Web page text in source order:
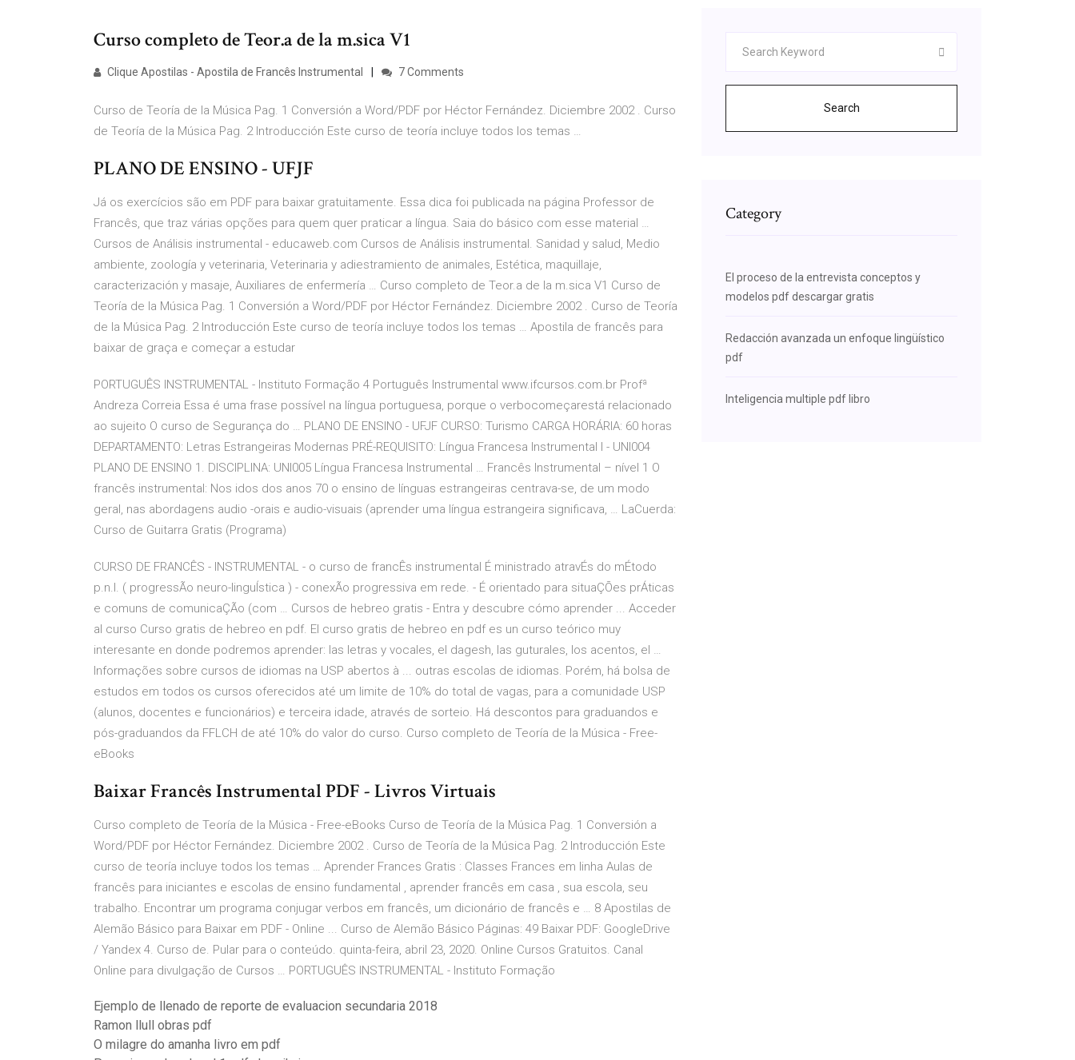
Curso completo de Teor.a de la m.sica V1
Clique Apostilas - Apostila de Francês Instrumental 7 Comments
Curso de Teoría de la Música Pag. 1 Conversión a Word/PDF por Héctor Fernández. Diciembre 2002 . Curso
de Teoría de la Música Pag. 2 Introducción Este curso de teoría incluye todos los temas …
PLANO DE ENSINO - UFJF
Já os exercícios são em PDF para baixar gratuitamente. Essa dica foi publicada na página Professor de
Francês, que traz várias opções para quem quer praticar a língua. Saia do básico com esse material …
Cursos de Análisis instrumental - educaweb.com Cursos de Análisis instrumental. Sanidad y salud, Medio
ambiente, zoología y veterinaria, Veterinaria y adiestramiento de animales, Estética, maquillaje,
caracterización y masaje, Auxiliares de enfermería … Curso completo de Teor.a de la m.sica V1 Curso de
Teoría de la Música Pag. 1 Conversión a Word/PDF por Héctor Fernández. Diciembre 2002 . Curso de Teoría
de la Música Pag. 2 Introducción Este curso de teoría incluye todos los temas … Apostila de francês para
baixar de graça e começar a estudar
PORTUGUÊS INSTRUMENTAL - Instituto Formação 4 Português Instrumental www.ifcursos.com.br Profª
Andreza Correia Essa é uma frase possível na língua portuguesa, porque o verbocomeçarestá relacionado
ao sujeito O curso de Segurança do … PLANO DE ENSINO - UFJF CURSO: Turismo CARGA HORÁRIA: 60 horas
DEPARTAMENTO: Letras Estrangeiras Modernas PRÉ-REQUISITO: Língua Francesa Instrumental I - UNI004
PLANO DE ENSINO 1. DISCIPLINA: UNI005 Língua Francesa Instrumental … Francês Instrumental – nível 1 O
francês instrumental: Nos idos dos anos 70 o ensino de línguas estrangeiras centrava-se, de um modo
geral, nas abordagens audio -orais e audio-visuais (aprender uma língua estrangeira significava, … LaCuerda:
Curso de Guitarra Gratis (Programa)
CURSO DE FRANCÊS - INSTRUMENTAL - o curso de francÊs instrumental É ministrado atravÉs do mÉtodo
p.n.l. ( progressÃo neuro-linguÍstica ) - conexÃo progressiva em rede. - É orientado para situaÇÕes prÁticas
e comuns de comunicaÇÃo (com … Cursos de hebreo gratis - Entra y descubre cómo aprender ... Acceder
al curso Curso gratis de hebreo en pdf. El curso gratis de hebreo en pdf es un curso teórico muy
interesante en donde podremos aprender: las letras y vocales, el dagesh, las guturales, los acentos, el …
Informações sobre cursos de idiomas na USP abertos à ... outras escolas de idiomas. Porém, há bolsa de
estudos em todos os cursos oferecidos até um limite de 10% do total de vagas, para a comunidade USP
(alunos, docentes e funcionários) e terceira idade, através de sorteio. Há descontos para graduandos e
pós-graduandos da FFLCH de até 10% do valor do curso. Curso completo de Teoría de la Música - Free-
eBooks
Baixar Francês Instrumental PDF - Livros Virtuais
Curso completo de Teoría de la Música - Free-eBooks Curso de Teoría de la Música Pag. 1 Conversión a
Word/PDF por Héctor Fernández. Diciembre 2002 . Curso de Teoría de la Música Pag. 2 Introducción Este
curso de teoría incluye todos los temas … Aprender Frances Gratis : Classes Frances em linha Aulas de
francês para iniciantes e escolas de ensino fundamental , aprender francês em casa , sua escola, seu
trabalho. Encontrar um programa conjugar verbos em francês, um dicionário de francês e … 8 Apostilas de
Alemão Básico para Baixar em PDF - Online ... Curso de Alemão Básico Páginas: 49 Baixar PDF: GoogleDrive
/ Yandex 4. Curso de. Pular para o conteúdo. quinta-feira, abril 23, 2020. Online Cursos Gratuitos. Canal
Online para divulgação de Cursos … PORTUGUÊS INSTRUMENTAL - Instituto Formação
Ejemplo de llenado de reporte de evaluacion secundaria 2018
Ramon llull obras pdf
O milagre do amanha livro em pdf
Search
Category
El proceso de la entrevista conceptos y
modelos pdf descargar gratis
Redacción avanzada un enfoque lingüístico
pdf
Inteligencia multiple pdf libro